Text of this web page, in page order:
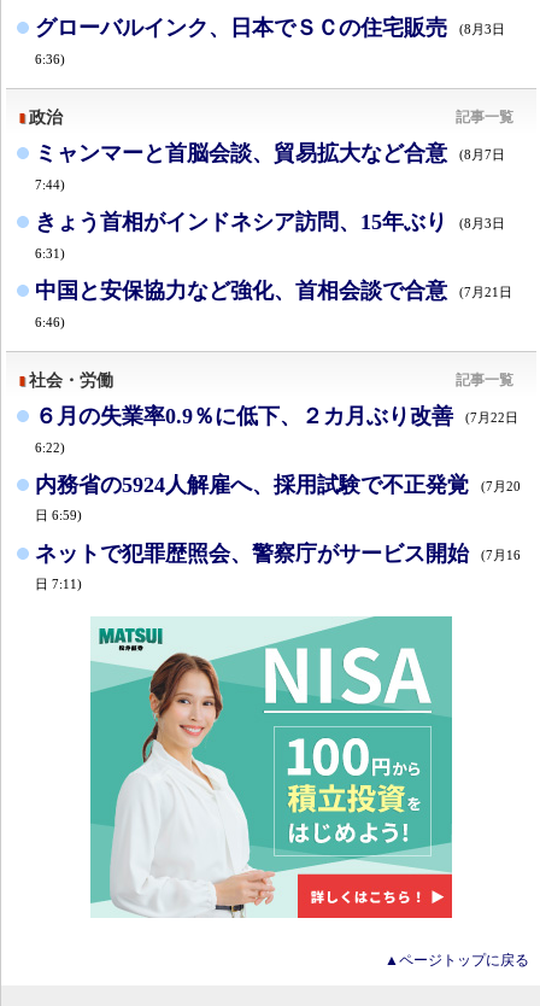
グローバルインク、日本でＳＣの住宅販売 (8月3日
6:36)
政治 記事一覧
ミャンマーと首脳会談、貿易拡大など合意 (8月7日
7:44)
きょう首相がインドネシア訪問、15年ぶり (8月3日
6:31)
中国と安保協力など強化、首相会談で合意 (7月21日
6:46)
社会・労働 記事一覧
６月の失業率0.9％に低下、２カ月ぶり改善 (7月22日
6:22)
内務省の5924人解雇へ、採用試験で不正発覚
(7月20
日 6:59)
ネットで犯罪歴照会、警察庁がサービス開始
(7月16
日 7:11)
▲ページトップに戻る